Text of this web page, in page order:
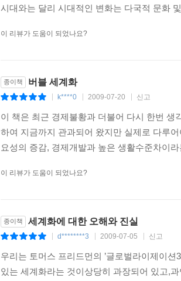
시대와는 달리 시대적인 변화는 다국적 문화
이 리뷰가 도움이 되었나요?
종이책 버블 세계화
k****0 2009-07-20 신고
이 책은 최근 경제불황과 더불어 다시 한번
하여 지금까지 관과되어 왔지만 실제로 다루
요성의 증감, 경제개발과 높은 생활수준차이
이 리뷰가 도움이 되었나요?
종이책 세계화에 대한 오해와 진실
d********3 2009-07-05 신고
우리는 토머스 프리드먼의 ’글로벌라이제이
있는 세계화라는 것이상당히 과장되어 있고,